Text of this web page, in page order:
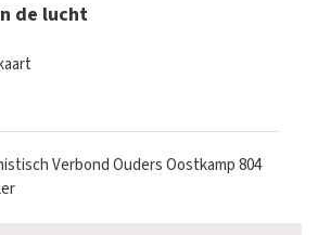
de lucht
Verbond Ouders Oostkamp 804